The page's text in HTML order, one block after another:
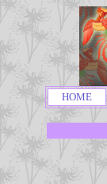
HOME